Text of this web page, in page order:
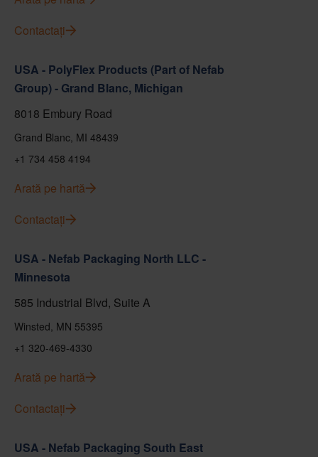
Contactați
USA - PolyFlex Products (Part of Nefab
Group) - Grand Blanc, Michigan
8018 Embury Road
Grand Blanc, MI 48439
+1 734 458 4194
Arată pe hartă
Contactați
USA - Nefab Packaging North LLC -
Minnesota
585 Industrial Blvd, Suite A
Winsted, MN 55395
+1 320-469-4330
Arată pe hartă
Contactați
USA - Nefab Packaging South East